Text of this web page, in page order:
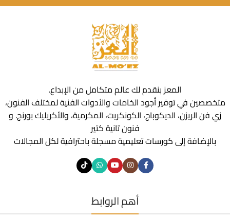
المعز بنقدم لك عالم متكامل من الإبداع.
متخصصين في توفير أجود الخامات والأدوات الفنية لمختلف الفنون،
زي فن الريزن، الديكوباج، الكونكريت، المكرمية، والأكريليك بورنج. و
فنون تانية كتير
بالإضافة إلى كورسات تعليمية مسجلة باحترافية لكل المجالات
أهم الروابط